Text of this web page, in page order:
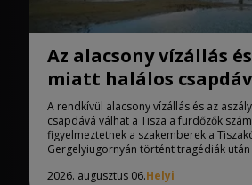
Az alacsony vízállás
miatt halálos
Tisza
A rendkívül alacsony vízállás és az
csapdává válhat a Tisza a fürdőzők
figyelmeztetnek a szakemberek a
Gergelyiugornyán történt tragédiák után
2026. augusztus 06.Helyi